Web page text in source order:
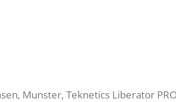
Munster, Teknetics Liberator